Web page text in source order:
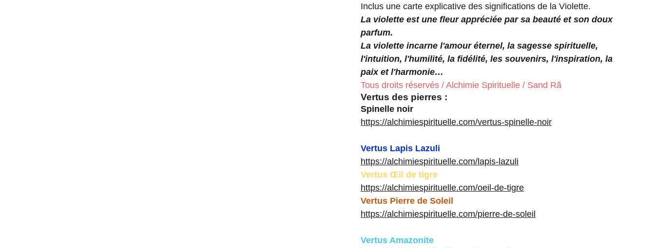
Inclus une carte explicative des significations de la Violette.
La violette est une fleur appréciée par sa beauté et son doux
parfum.
La violette incarne l'amour éternel, la sagesse spirituelle,
l'intuition, l'humilité, la fidélité, les souvenirs, l'inspiration, la
paix et l'harmonie…
Tous droits réservés / Alchimie Spirituelle / Sand Rã
Vertus des pierres :
Spinelle noir
https://alchimiespirituelle.com/vertus-spinelle-noir
Vertus Lapis Lazuli
https://alchimiespirituelle.com/lapis-lazuli
Vertus Œil de tigre
https://alchimiespirituelle.com/oeil-de-tigre
Vertus Pierre de Soleil
https://alchimiespirituelle.com/pierre-de-soleil
Vertus Amazonite